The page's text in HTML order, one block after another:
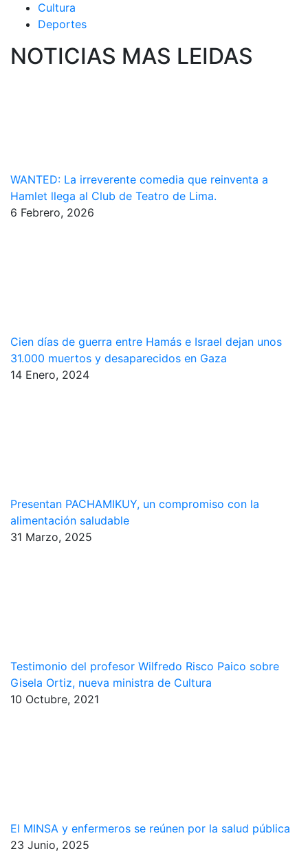
Cultura
Deportes
NOTICIAS MAS LEIDAS
WANTED: La irreverente comedia que reinventa a
Hamlet llega al Club de Teatro de Lima.
6 Febrero, 2026
Cien días de guerra entre Hamás e Israel dejan unos
31.000 muertos y desaparecidos en Gaza
14 Enero, 2024
Presentan PACHAMIKUY, un compromiso con la
alimentación saludable
31 Marzo, 2025
Testimonio del profesor Wilfredo Risco Paico sobre
Gisela Ortiz, nueva ministra de Cultura
10 Octubre, 2021
El MINSA y enfermeros se reúnen por la salud pública
23 Junio, 2025